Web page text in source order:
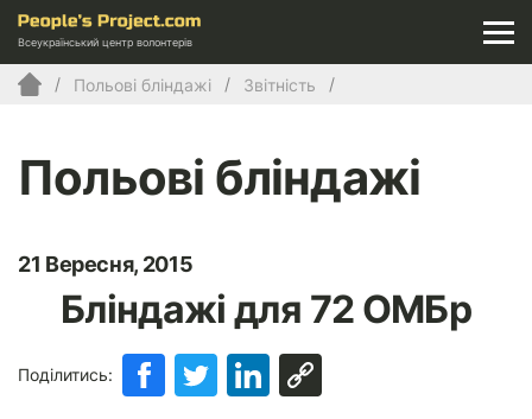
Всеукраїнський центр волонтерів
Польові бліндажі Звітність
Польові бліндажі
21 Вересня, 2015
Бліндажі для 72 ОМБр
Поділитись: